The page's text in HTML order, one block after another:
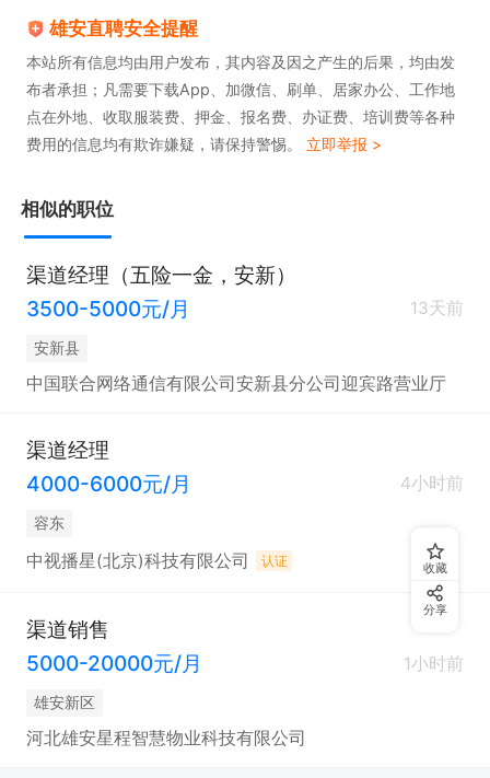
雄安直聘安全提醒
本站所有信息均由用户发布，其内容及因之产生的后果，均由发
布者承担；凡需要下载App、加微信、刷单、居家办公、工作地
点在外地、收取服装费、押金、报名费、办证费、培训费等各种
费用的信息均有欺诈嫌疑，请保持警惕。 立即举报 >
相似的职位
渠道经理（五险一金，安新）
3500-5000元/月
13天前
安新县
中国联合网络通信有限公司安新县分公司迎宾路营业厅
渠道经理
4000-6000元/月
4小时前
容东
中视播星(北京)科技有限公司 认证
渠道销售
5000-20000元/月
1小时前
雄安新区
河北雄安星程智慧物业科技有限公司
收藏
分享